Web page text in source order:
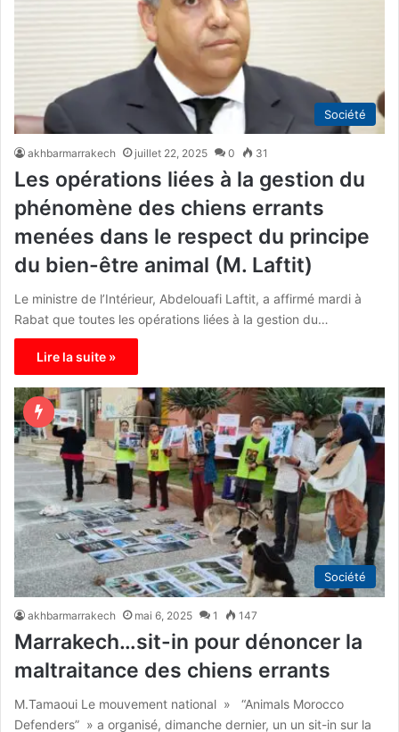
Société
akhbarmarrakech juillet 22, 2025 0 31
Les opérations liées à la gestion du
phénomène des chiens errants
menées dans le respect du principe
du bien-être animal (M. Laftit)
Le ministre de l’Intérieur, Abdelouafi Laftit, a affirmé mardi à
Rabat que toutes les opérations liées à la gestion du…
Lire la suite »
Société
akhbarmarrakech mai 6, 2025 1 147
Marrakech…sit-in pour dénoncer la
maltraitance des chiens errants
M.Tamaoui Le mouvement national » “Animals Morocco
Defenders” » a organisé, dimanche dernier, un un sit-in sur la